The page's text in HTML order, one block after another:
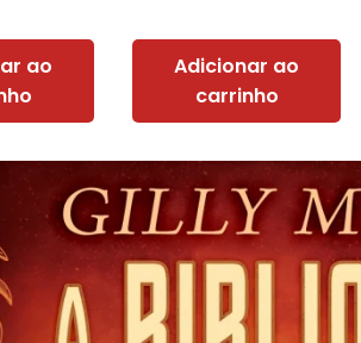
ao
Adicionar ao
carrinho